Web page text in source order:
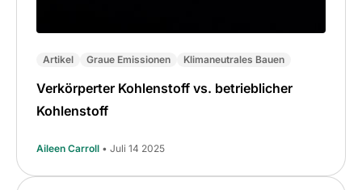
Artikel Graue Emissionen Klimaneutrales Bauen
Verkörperter Kohlenstoff vs. betrieblicher
Kohlenstoff
Aileen Carroll • Juli 14 2025